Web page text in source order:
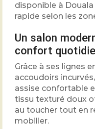
disponible à
rapide selon les
Un salon
confort
Grâce à ses lignes
accoudoirs
assise confortable
tissu texturé doux
au toucher tout en
mobilier.